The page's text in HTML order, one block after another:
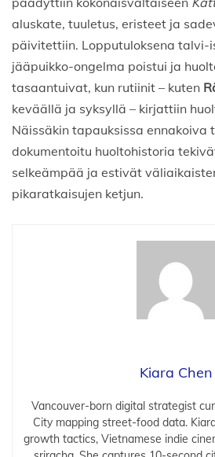
aluskate, tuuletus, eristeet ja
päivitettiin. Lopputuloksena talvi-
jääpuikko-ongelma poistui ja
tasaantuivat, kun rutiinit – kuten
keväällä ja syksyllä – kirjattiin
Näissäkin tapauksissa ennakoiva
dokumentoitu huoltohistoria
selkeämpää ja estivät
pikaratkaisujen ketjun.
Kiara Chen
Vancouver-born digital strategist
City mapping street-food data.
growth tactics, Vietnamese indie